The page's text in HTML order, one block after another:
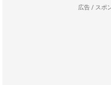
広告 / スポ